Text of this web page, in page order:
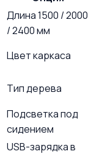
Длина 1500 / 2000
/ 2400 мм
Цвет каркаса
Тип дерева
Подсветка под
сидением
USB-зарядка в